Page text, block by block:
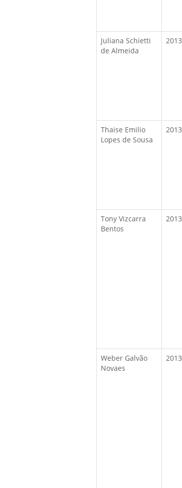
Juliana Schietti
de Almeida
2013
Thaise Emilio
Lopes de Sousa
2013
Tony Vizcarra
Bentos
2013
Weber Galvão
Novaes
2013